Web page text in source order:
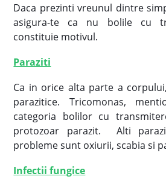
Daca prezinti vreunul dintre
asigura-te ca nu bolile cu
constituie motivul.
Paraziti
Ca in orice alta parte a
parazitice. Tricomonas,
categoria bolilor cu
protozoar parazit. Alti
probleme sunt oxiurii, scabia si
Infectii fungice